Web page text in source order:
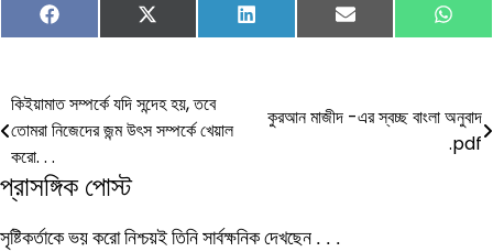
Share
on
Facebook Share
on
X
(Twitter)
Share
on
LinkedIn Share
on
Email
on
Post
navigation
কিইয়ামাত সম্পর্কে যদি সন্দেহ হয়, তবে
তোমরা নিজেদের জন্ম উৎস সম্পর্কে খেয়াল
করো. . .
কুরআন মাজীদ -এর স্বচ্ছ বাংলা অনুবাদ
.pdf
প্রাসঙ্গিক পোস্ট
সৃষ্টিকর্তাকে ভয় করো নিশ্চয়ই তিনি সার্বক্ষনিক দেখছেন . . .